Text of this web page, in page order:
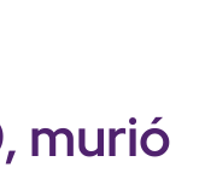
murió